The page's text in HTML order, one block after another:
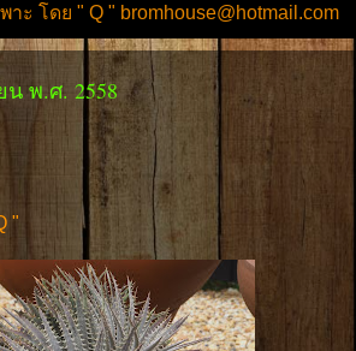
ะ โดย " Q " bromhouse@hotmail.com
พ.ศ. 2558
"